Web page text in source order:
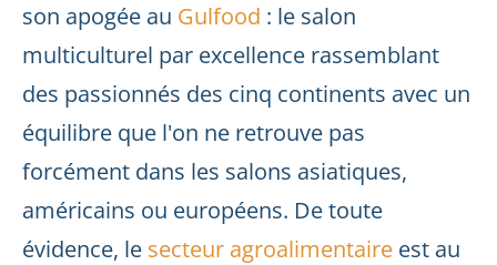
son apogée au Gulfood : le salon
multiculturel par excellence rassemblant
des passionnés des cinq continents avec un
équilibre que l'on ne retrouve pas
forcément dans les salons asiatiques,
américains ou européens. De toute
évidence, le secteur agroalimentaire est au